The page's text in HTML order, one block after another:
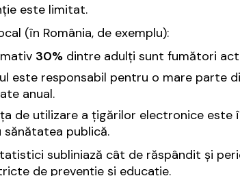
este limitat.
(în România, de exemplu):
30% dintre adulți sunt fumători
este responsabil pentru o mare parte
anual.
de utilizare a țigărilor electronice
sănătatea publică.
subliniază cât de răspândit și
de prevenție și educație.